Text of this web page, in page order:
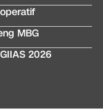
MBG
2026